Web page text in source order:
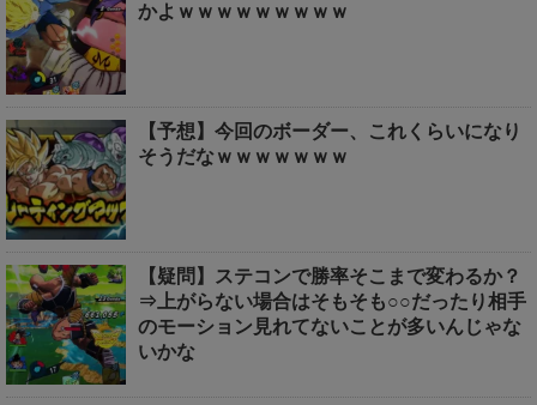
かよｗｗｗｗｗｗｗｗｗ
【予想】今回のボーダー、これくらいになり
そうだなｗｗｗｗｗｗｗ
【疑問】ステコンで勝率そこまで変わるか？
⇒上がらない場合はそもそも○○だったり相手
のモーション見れてないことが多いんじゃな
いかな